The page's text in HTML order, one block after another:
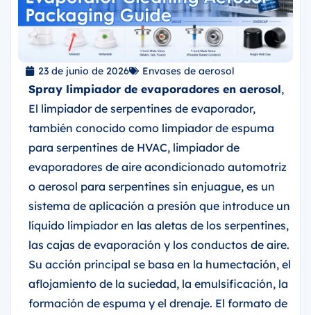
23 de junio de 2026 Envases de aerosol
Spray limpiador de evaporadores en aerosol,
El limpiador de serpentines de evaporador,
también conocido como limpiador de espuma
para serpentines de HVAC, limpiador de
evaporadores de aire acondicionado automotriz
o aerosol para serpentines sin enjuague, es un
sistema de aplicación a presión que introduce un
líquido limpiador en las aletas de los serpentines,
las cajas de evaporación y los conductos de aire.
Su acción principal se basa en la humectación, el
aflojamiento de la suciedad, la emulsificación, la
formación de espuma y el drenaje. El formato de